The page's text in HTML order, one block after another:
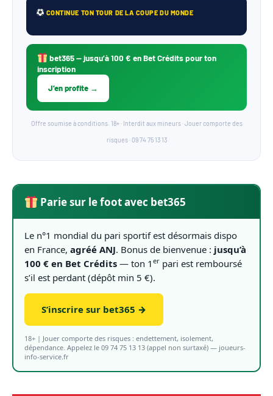
CONTINUE TON TOUR DE LA COUPE DU MONDE
bet365— jusqu’à 100 € en Bet Crédits pour ton
inscription
J’en profite →
Offre soumise à conditions. 18+ · Interdit aux mineurs · Jouer comporte des
risques · 09 74 75 13 13
Parie sur le foot avec bet365
Le n°1 mondial du pari sportif est désormais dispo
en France, agréé ANJ. Bonus de bienvenue : jusqu’à
100 € en Bet Crédits — ton 1 er pari est remboursé
s’il est perdant (dépôt min 5 €).
S’inscrire sur bet365 →
18+ | Jouer comporte des risques : endettement, isolement,
dépendance. Appelez le 09 74 75 13 13 (appel non surtaxé) — joueurs-
info-service.fr